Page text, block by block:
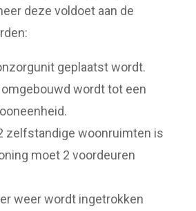
deze voldoet aan de
geplaatst wordt.
wordt tot een
zelfstandige woonruimten is
moet 2 voordeuren
weer wordt ingetrokken